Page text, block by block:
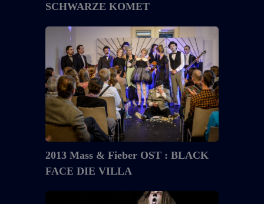
SCHWARZE KOMET
2013
Fieber
OST
BLACK
VILLA
2013 Mass & Fieber OST : BLACK
FACE DIE VILLA